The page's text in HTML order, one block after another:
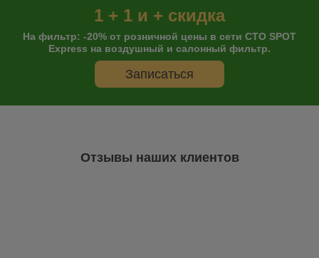
1 + 1 и + скидка
На фильтр: -20% от розничной цены в сети СТО SPOT
Express на воздушный и салонный фильтр.
Записаться
Отзывы наших клиентов